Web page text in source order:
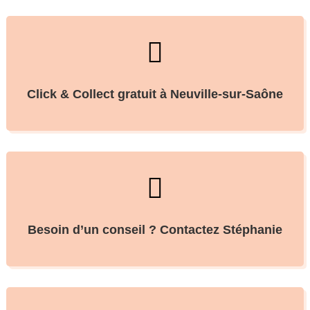

Click & Collect gratuit à Neuville-sur-Saône

Besoin d’un conseil ? Contactez Stéphanie